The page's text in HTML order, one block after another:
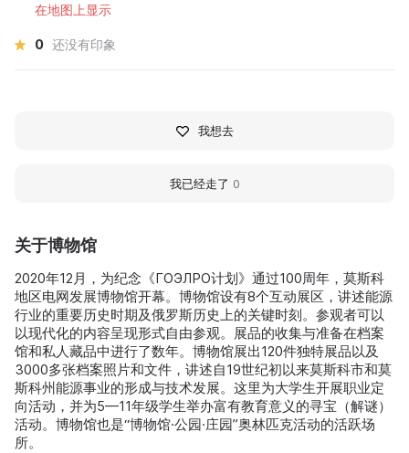
关于博物馆
2020年12月，为纪念《ГОЭЛРО计划》通过100周年，莫斯科
地区电网发展博物馆开幕。博物馆设有8个互动展区，讲述能源
行业的重要历史时期及俄罗斯历史上的关键时刻。参观者可以
以现代化的内容呈现形式自由参观。展品的收集与准备在档案
馆和私人藏品中进行了数年。博物馆展出120件独特展品以及
3000多张档案照片和文件，讲述自19世纪初以来莫斯科市和莫
斯科州能源事业的形成与技术发展。这里为大学生开展职业定
向活动，并为5—11年级学生举办富有教育意义的寻宝（解谜）
活动。博物馆也是“博物馆·公园·庄园”奥林匹克活动的活跃场
所。
在地图上显示
0 还没有印象
我想去
我已经走了 0